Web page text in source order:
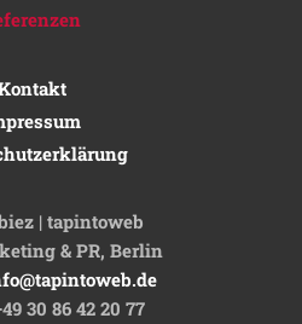
| tapintoweb
& PR, Berlin
30 86 42 20 77